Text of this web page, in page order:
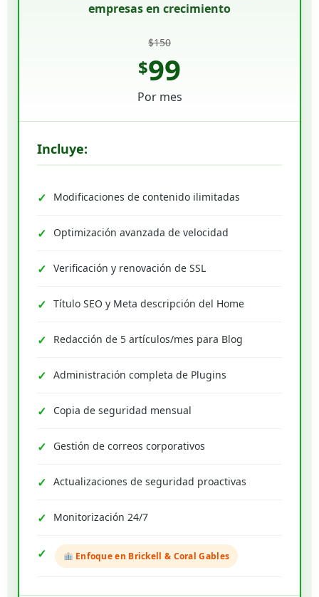
empresas en crecimiento
$150
$99
Por mes
Incluye:
Modificaciones de contenido ilimitadas
Optimización avanzada de velocidad
Verificación y renovación de SSL
Título SEO y Meta descripción del Home
Redacción de 5 artículos/mes para Blog
Administración completa de Plugins
Copia de seguridad mensual
Gestión de correos corporativos
Actualizaciones de seguridad proactivas
Monitorización 24/7
Enfoque en Brickell & Coral Gables